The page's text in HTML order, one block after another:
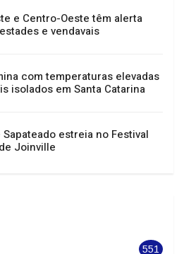
Dança de Joinville atrai mais de
e impulsiona turismo e
e Centro-Oeste têm alerta
e vendavais
com temperaturas elevadas
isolados em Santa Catarina
Joinville